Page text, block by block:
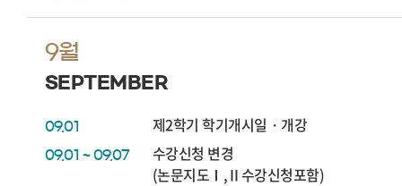
9월
SEPTEMBER
09.01 제2학기 학기개시일・개강
09.01 ~ 09.07
수강신청 변경
(논문지도Ⅰ,Ⅱ수강신청포함)